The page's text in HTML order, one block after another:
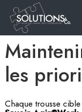
les
Chaque trousse